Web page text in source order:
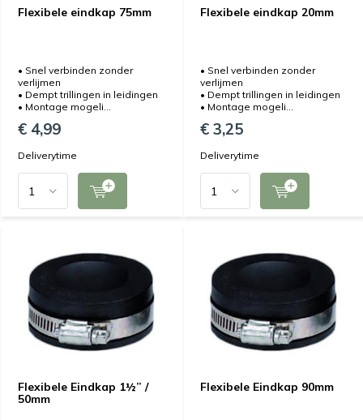
Flexibele eindkap 75mm
• Snel verbinden zonder
verlijmen
• Dempt trillingen in leidingen
• Montage mogeli...
€ 4,99
Deliverytime
Flexibele eindkap 20mm
• Snel verbinden zonder
verlijmen
• Dempt trillingen in leidingen
• Montage mogeli...
€ 3,25
Deliverytime
Flexibele Eindkap 1½” /
50mm
Flexibele Eindkap 90mm